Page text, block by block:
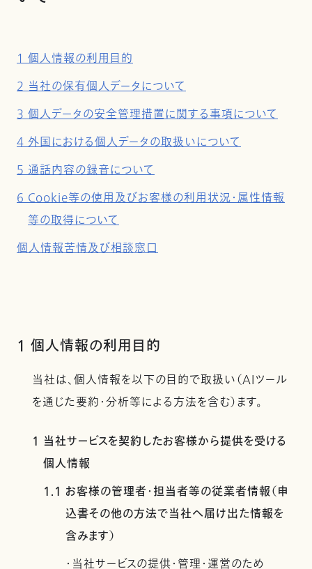
1 個人情報の利用目的
2 当社の保有個人データについて
3 個人データの安全管理措置に関する事項について
4 外国における個人データの取扱いについて
5 通話内容の録音について
6 Cookie等の使用及びお客様の利用状況・属性情報
等の取得について
個人情報苦情及び相談窓口
1 個人情報の利用目的
当社は、個人情報を以下の目的で取扱い（AIツール
を通じた要約・分析等による方法を含む）ます。
1 当社サービスを契約したお客様から提供を受ける
個人情報
1.1 お客様の管理者・担当者等の従業者情報（申
込書その他の方法で当社へ届け出た情報を
含みます）
・当社サービスの提供・管理・運営のため